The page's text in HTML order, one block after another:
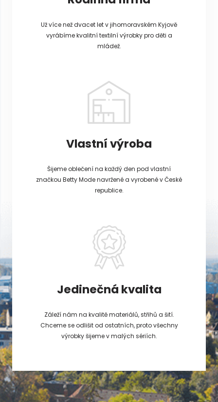
Už více než dvacet let v jihomoravském Kyjově
vyrábíme kvalitní textilní výrobky pro děti a
mládež.
Vlastní výroba
Šijeme oblečení na každý den pod vlastní
značkou Betty Mode navržené a vyrobené v České
republice.
Jedinečná kvalita
Záleží nám na kvalitě materiálů, střihů a šití.
Chceme se odlišit od ostatních, proto všechny
výrobky šijeme v malých sériích.